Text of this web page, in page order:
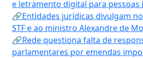
e letramento digital para pessoas
🔗Entidades jurídicas divulgam
STF e ao ministro Alexandre de
🔗Rede questiona falta de
parlamentares por emendas